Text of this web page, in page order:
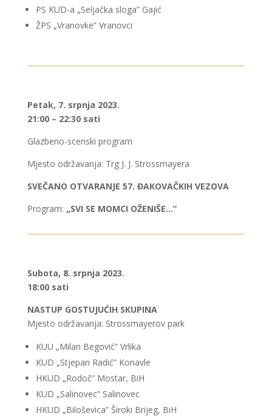
PS KUD-a „Seljačka sloga” Gajić
ŽPS „Vranovke” Vranovci
Petak, 7. srpnja 2023.
21:00 – 22:30 sati
Glazbeno-scenski program
Mjesto održavanja: Trg J. J. Strossmayera
SVEČANO OTVARANJE 57. ĐAKOVAČKIH VEZOVA
Program: „SVI SE MOMCI OŽENIŠE…”
Subota, 8. srpnja 2023.
18:00 sati
NASTUP GOSTUJUĆIH SKUPINA
Mjesto održavanja: Strossmayerov park
KUU „Milan Begović” Vrlika
KUD „Stjepan Radić” Konavle
HKUD „Rodoč” Mostar, BiH
KUD „Salinovec” Salinovec
HKUD „Biloševica” Široki Brijeg, BiH